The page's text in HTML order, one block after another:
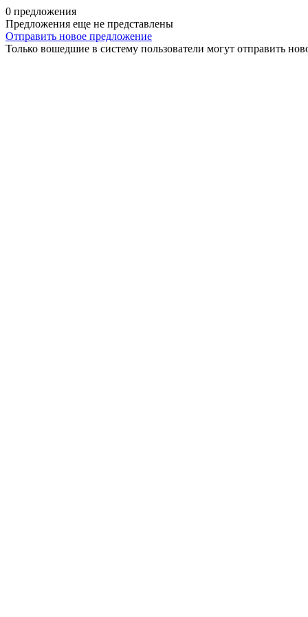
0 предложения
Предложения еще не представлены
Отправить новое предложение
Только вошедшие в систему пользователи могут отправить